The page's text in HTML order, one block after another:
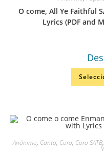
O come, All Ye Faithful
Lyrics (PDF and
Anónimo, Canto, Coro, Coro SATB,